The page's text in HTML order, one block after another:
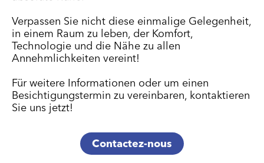
Verpassen Sie nicht diese einmalige Gelegenheit,
in einem Raum zu leben, der Komfort,
Technologie und die Nähe zu allen
Annehmlichkeiten vereint!
Für weitere Informationen oder um einen
Besichtigungstermin zu vereinbaren, kontaktieren
Sie uns jetzt!
Contactez-nous